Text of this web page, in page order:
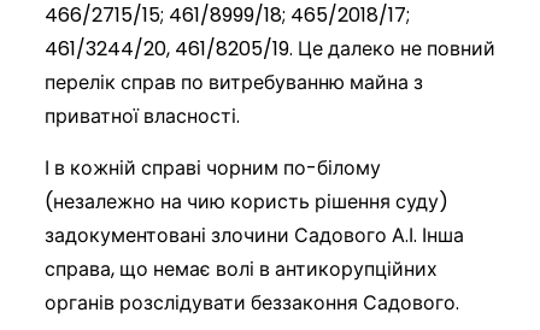
466/2715/15; 461/8999/18; 465/2018/17;
461/3244/20, 461/8205/19. Це далеко не повний
перелік справ по витребуванню майна з
приватної власності.
І в кожній справі чорним по-білому
(незалежно на чию користь рішення суду)
задокументовані злочини Садового А.І. Інша
справа, що немає волі в антикорупційних
органів розслідувати беззаконня Садового.